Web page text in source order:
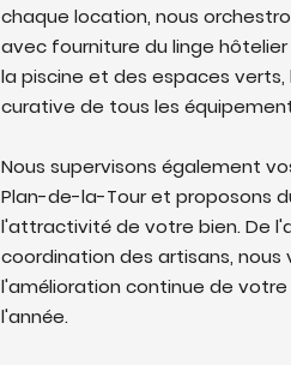
chaque location, nous
avec fourniture du linge
la piscine et des espaces
curative de tous les
Nous supervisons également
Plan-de-la-Tour et proposons
l'attractivité de votre bien. De
coordination des artisans,
l'amélioration continue de
l'année.